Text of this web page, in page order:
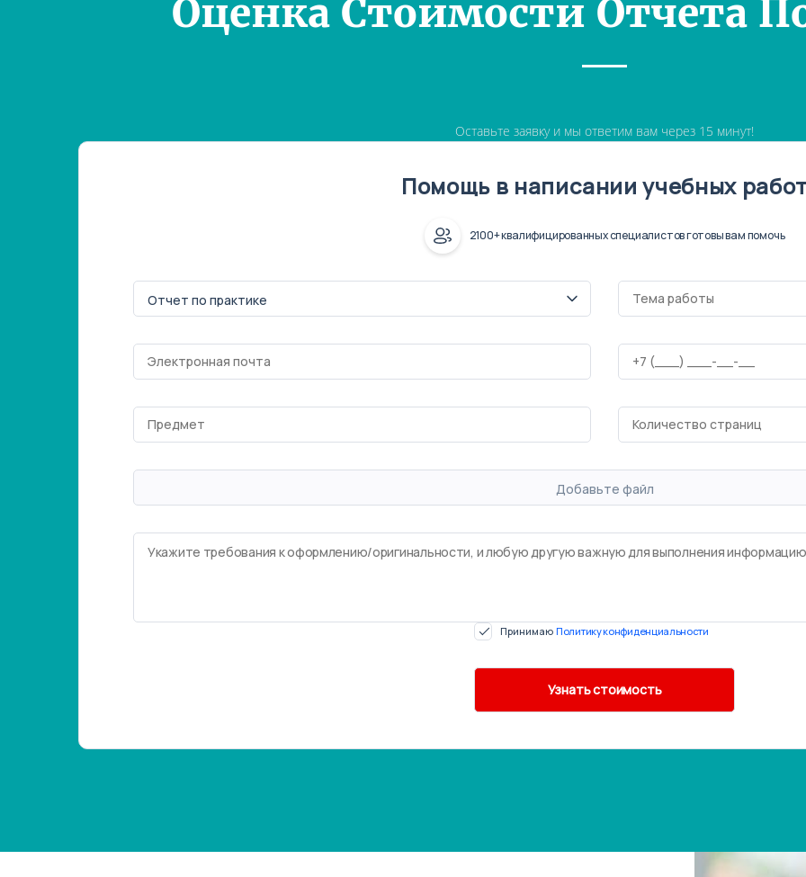
Оценка Стоимости Отчета
Оставьте заявку и мы ответим вам через 15 минут!
Помощь в написании учебных
2100+ квалифицированных специалистов готовы вам помочь
Добавьте файл
Принимаю Политику конфиденциальности